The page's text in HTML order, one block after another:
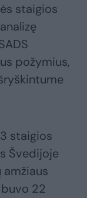
staigios
požymius,
staigios
Švedijoje
22